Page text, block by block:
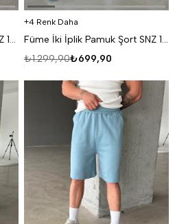
Siyah İki İplik Pamuk Şort SNZ 1080
4 Renk Daha
Füme İki İplik Pamuk Şort SNZ 1080
₺699,90
₺1.299,90